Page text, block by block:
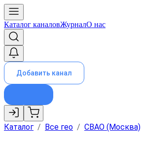
Каталог каналовЖурналО нас
Добавить канал
Каталог / Все гео / СВАО (Москва)